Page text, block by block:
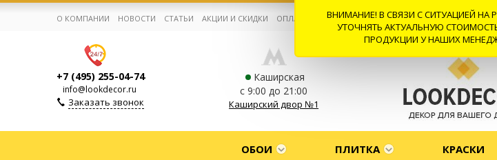
Корзина:0
О КОМПАНИИ НОВОСТИ СТАТЬИ АКЦИИ И СКИДКИ ОПЛАТА И ДОСТАВКА СОТРУДНИЧЕСТВО КОНТАКТЫ
+7 (495) 255-04-74
info@lookdecor.ru
Заказать звонок
Каширская
с 9:00 до 21:00
Каширский двор №1
ОБОИ ПЛИТКА КРАСКИ
ВНИМАНИЕ! В СВЯЗИ С СИТУАЦИЕЙ НА
УТОЧНЯТЬ АКТУАЛЬНУЮ
ПРОДУКЦИИ У НАШИХ